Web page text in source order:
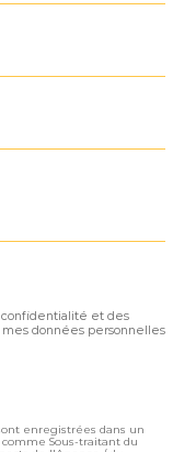
confidentialité et des
données personnelles
enregistrées dans un
Sous-traitant du